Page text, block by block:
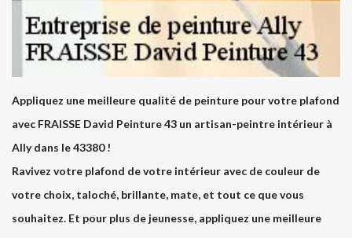
Appliquez une meilleure qualité de peinture pour votre plafond
avec FRAISSE David Peinture 43 un artisan-peintre intérieur à
Ally dans le 43380 !
Ravivez votre plafond de votre intérieur avec de couleur de
votre choix, taloché, brillante, mate, et tout ce que vous
souhaitez. Et pour plus de jeunesse, appliquez une meilleure